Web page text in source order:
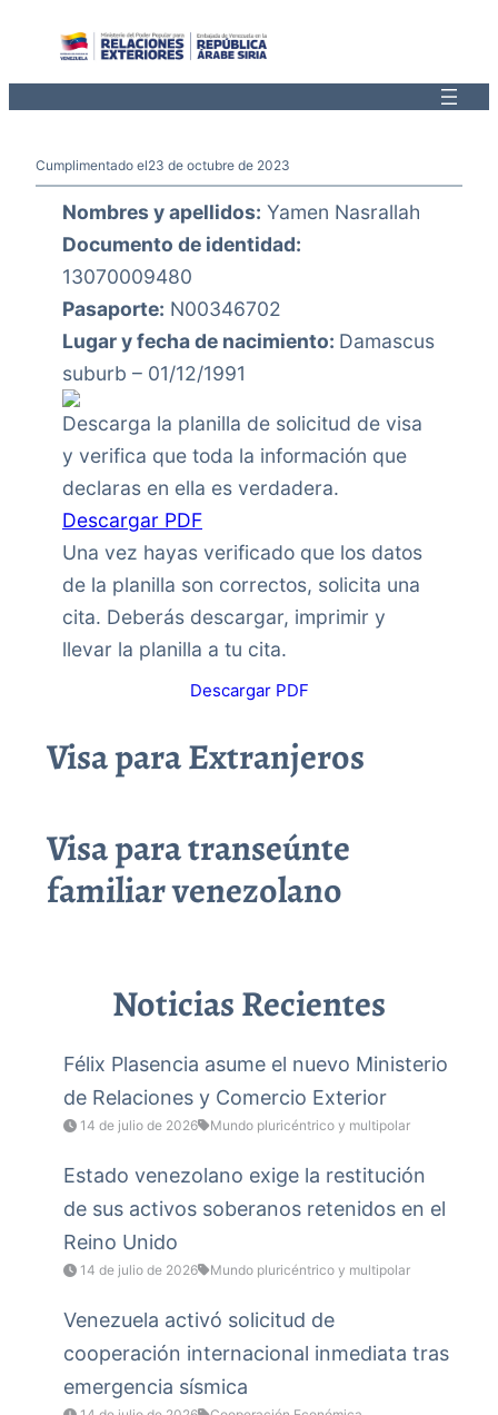
Cumplimentado el23 de octubre de 2023
Nombres y apellidos: Yamen Nasrallah
Documento de identidad:
13070009480
Pasaporte: N00346702
Lugar y fecha de nacimiento: Damascus
suburb – 01/12/1991
Descarga la planilla de solicitud de visa
y verifica que toda la información que
declaras en ella es verdadera.
Descargar PDF
Una vez hayas verificado que los datos
de la planilla son correctos, solicita una
cita. Deberás descargar, imprimir y
llevar la planilla a tu cita.
Descargar PDF
Visa para Extranjeros
Visa para transeúnte
familiar venezolano
Noticias Recientes
Félix Plasencia asume el nuevo Ministerio
de Relaciones y Comercio Exterior
14 de julio de 2026 Mundo pluricéntrico y multipolar
Estado venezolano exige la restitución
de sus activos soberanos retenidos en el
Reino Unido
14 de julio de 2026 Mundo pluricéntrico y multipolar
Venezuela activó solicitud de
cooperación internacional inmediata tras
emergencia sísmica